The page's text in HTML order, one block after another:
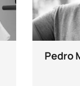
Capstone
in marketing e
Pedro